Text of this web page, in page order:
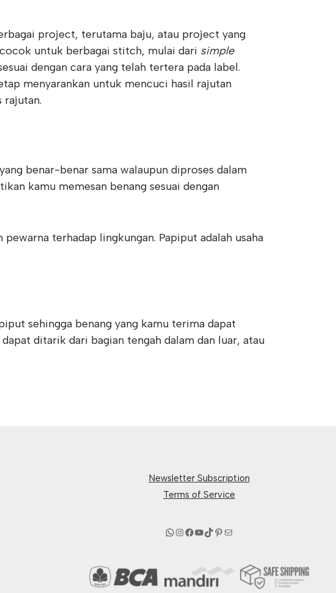
project, terutama baju, atau project yang
untuk berbagai stitch, mulai dari simple
dengan cara yang telah tertera pada label.
menyarankan untuk mencuci hasil rajutan
rajutan.
benar-benar sama walaupun diproses dalam
kamu memesan benang sesuai dengan
terhadap lingkungan. Papiput adalah usaha
sehingga benang yang kamu terima dapat
ditarik dari bagian tengah dalam dan luar, atau
Newsletter Subscription
Terms of Service